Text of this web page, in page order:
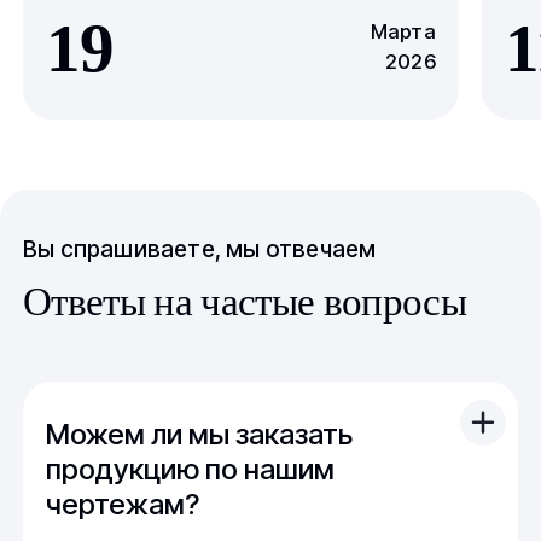
19
Марта
2026
Вы спрашиваете, мы отвечаем
Ответы на частые вопросы
Можем ли мы заказать
продукцию по нашим
чертежам?